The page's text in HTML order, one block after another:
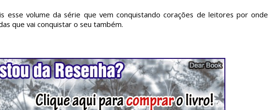
esse volume da série que vem conquistando corações de leitores por onde
que vai conquistar o seu também.